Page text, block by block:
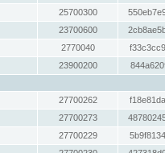
25700300
23700600
2770040
23900200
27700262
27700273
27700229